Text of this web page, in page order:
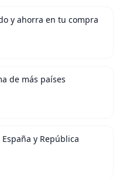
y ahorra en tu compra
de más países
y República